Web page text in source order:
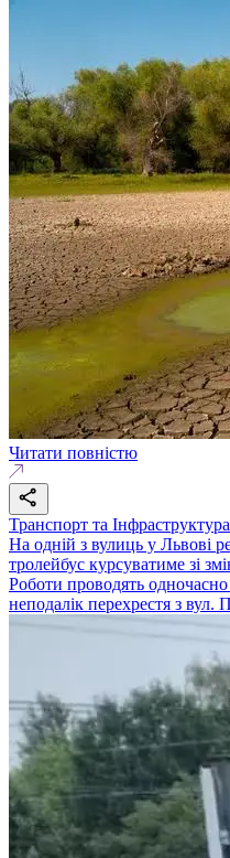
Читати повністю
Транспорт та Інфраструктура
На одній з вулиць у Львові
тролейбус курсуватиме зі
Роботи проводять одночасно
неподалік перехрестя з вул.